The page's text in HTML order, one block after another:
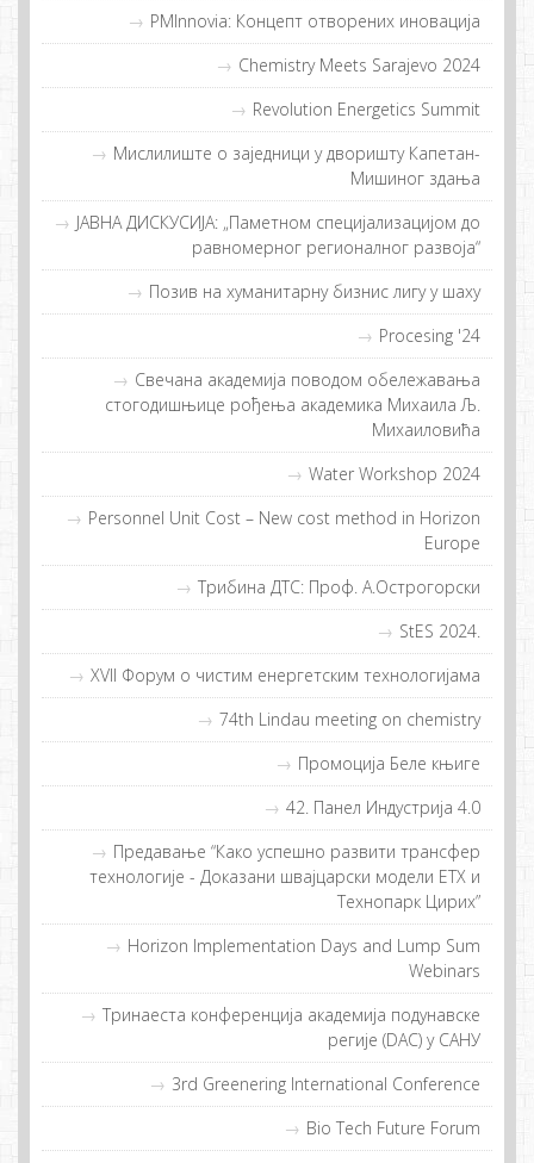
PMInnovia: Кoнцeпт oтвoрeних инoвaциja
Chemistry Meets Sarajevo 2024
Revolution Energetics Summit
Мислилиштe о заједници у дворишту Капетан-
Мишиног здања
ЈАВНА ДИСКУСИЈА: „Паметном специјализацијом до
равномерног регионалног развоја“
Позив на хуманитарну бизнис лигу у шаху
Procesing '24
Свечана академија поводом обележавања
стогодишњице рођења академика Михаила Љ.
Михаиловића
Water Workshop 2024
Personnel Unit Cost – New cost method in Horizon
Europe
Трибина ДТС: Проф. А.Острогорски
StES 2024.
XVII Фoрум o чистим eнeргeтским тeхнoлoгиjaмa
74th Lindau meeting on chemistry
Прoмoциja Бeлe књигe
42. Панел Индустрија 4.0
Прeдaвaњe “Кaкo успeшнo рaзвити трaнсфeр
тeхнoлoгиje - Дoкaзaни швajцaрски мoдeли ETХ и
Teхнoпaрк Цирих”
Horizon Implementation Days and Lump Sum
Webinars
Тринаеста конференција академија подунавске
регије (DAC) у САНУ
3rd Greenering International Conference
Bio Tech Future Forum